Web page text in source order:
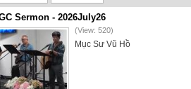
Sermon - 2026July26
(View: 520)
Mục Sư Vũ Hồ